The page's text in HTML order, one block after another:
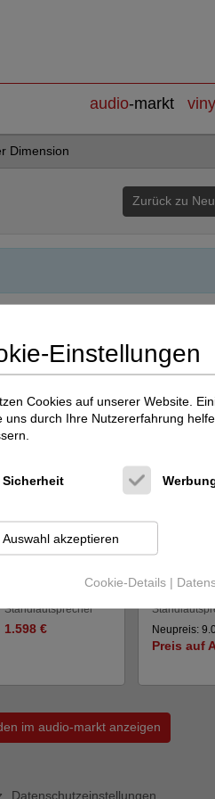
audio-markt vinyl
Dimension
Zurück zu
markt
Indiana Line
Standlautsprecher
1.598 €
ATOHM
Neupreis:
Preis auf
im audio-markt anzeigen
Datenschutzeinstellungen
Einstellungen
Cookies auf unserer Website.
uns durch Ihre Nutzererfahrung
Cookie-Details |
Sicherheit
Auswahl akzeptieren